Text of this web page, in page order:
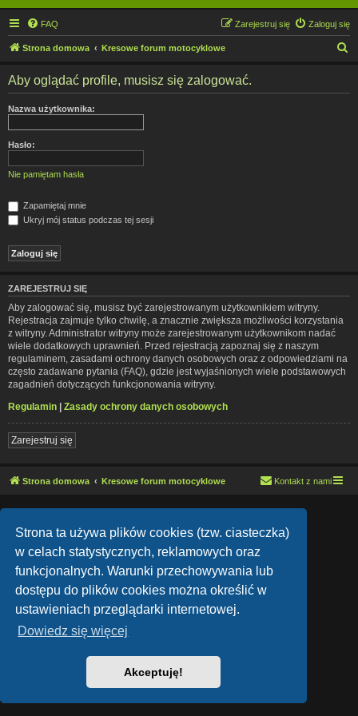
Strona ta używa plików cookies (tzw. ciasteczka)
w celach statystycznych, reklamowych oraz
funkcjonalnych. Warunki przechowywania lub
dostępu do plików cookies można określić w
ustawieniach przeglądarki internetowej.
Dowiedz się więcej
Akceptuję!
FAQ Zaloguj się
Zarejestruj się
Strona domowa Kresowe forum motocyklowe
Aby oglądać profile, musisz się zalogować.
Nazwa użytkownika:
Hasło:
Nie pamiętam hasła
Zapamiętaj mnie
Ukryj mój status podczas tej sesji
ZAREJESTRUJ SIĘ
Aby zalogować się, musisz być zarejestrowanym użytkownikiem witryny.
Rejestracja zajmuje tylko chwilę, a znacznie zwiększa możliwości korzystania
z witryny. Administrator witryny może zarejestrowanym użytkownikom nadać
wiele dodatkowych uprawnień. Przed rejestracją zapoznaj się z naszym
regulaminem, zasadami ochrony danych osobowych oraz z odpowiedziami na
często zadawane pytania (FAQ), gdzie jest wyjaśnionych wiele podstawowych
zagadnień dotyczących funkcjonowania witryny.
Regulamin | Zasady ochrony danych osobowych
Zarejestruj się
Strona domowa Kresowe forum motocyklowe Kontakt z nami
Style Version: 1.1.9
Polski pakiet językowy dostarczaphpBB.pl
Zasady ochrony danych osobowych|Regulamin